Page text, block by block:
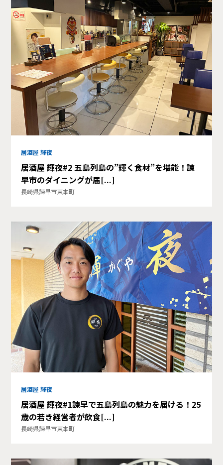
居酒屋 輝夜
居酒屋 輝夜#2 五島列島の”輝く食材”を堪能！諫
早市のダイニングが届[...]
長崎県諫早市東本町
居酒屋 輝夜
居酒屋 輝夜#1諫早で五島列島の魅力を届ける！25
歳の若き経営者が飲食[...]
長崎県諫早市東本町